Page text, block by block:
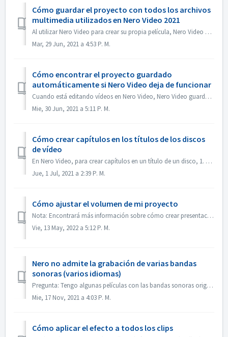
Cómo guardar el proyecto con todos los archivos
multimedia utilizados en Nero Video 2021
Al utilizar Nero Video para crear su propia película, Nero Video puede importar sus propios archivos multimedia como vídeo, música o imágenes desde diferent...
Mar, 29 Jun, 2021 a 4:53 P. M.
Cómo encontrar el proyecto guardado
automáticamente si Nero Video deja de funcionar
Cuando está editando vídeos en Nero Video, Nero Video guarda automáticamente el proyecto en segundo plano. Si Nero Video deja de funcionar antes de guardar...
Mie, 30 Jun, 2021 a 5:11 P. M.
Cómo crear capítulos en los títulos de los discos
de vídeo
En Nero Video, para crear capítulos en un título de un disco, 1. En la pantalla Contenido, seleccione el título. 2. Bajo la vista previa del título, mueva e...
Jue, 1 Jul, 2021 a 2:39 P. M.
Cómo ajustar el volumen de mi proyecto
Nota: Encontrará más información sobre cómo crear presentaciones de diapositivas con música en el siguiente enlace: Crear presentaciones de diapositivas con...
Vie, 13 May, 2022 a 5:12 P. M.
Nero no admite la grabación de varias bandas
sonoras (varios idiomas)
Pregunta: Tengo algunas películas con las bandas sonoras originales en 2 idiomas incluidas (alemán e inglés）. Pero no consigo poner la 2ª pista de audio en ...
Mie, 17 Nov, 2021 a 4:03 P. M.
Cómo aplicar el efecto a todos los clips